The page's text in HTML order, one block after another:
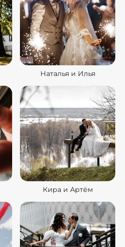
Наталья и Илья
Кира и Артём